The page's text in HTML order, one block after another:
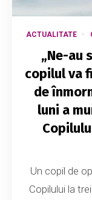
ACTUALITATE
„Ne-au
copilul va
de
luni a
Un copil de
Copilului la